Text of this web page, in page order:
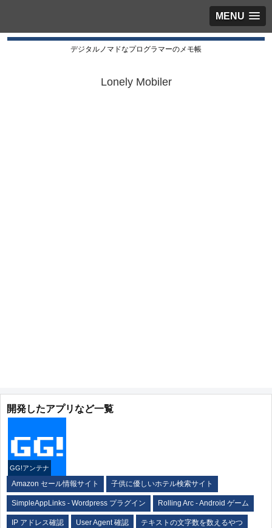
MENU
デジタルノマドなプログラマーのメモ帳
Lonely Mobiler
開発したアプリなど一覧
GG!アンテナ
Amazon セール情報サイト 子供に優しいホテル検索サイト
SimpleAppLinks - Wordpress プラグイン Rolling Arc - Android ゲーム
IP アドレス確認 User Agent 確認 テキストの文字数を数えるやつ